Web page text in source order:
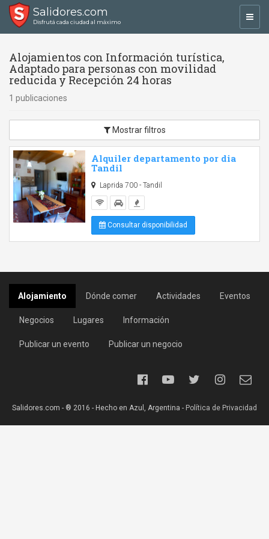
Salidores.com
Disfrutá cada ciudad al máximo
Alojamientos con Información turística,
Adaptado para personas con movilidad
reducida y Recepción 24 horas
1 publicaciones
Mostrar filtros
Alquiler departamento por dia
Tandil
Laprida 700 - Tandil
Consultar disponibilidad
Alojamiento Dónde comer Actividades Eventos
Negocios Lugares Información
Publicar un evento Publicar un negocio
Salidores.com - ® 2016 - Hecho en Azul, Argentina - Política de Privacidad